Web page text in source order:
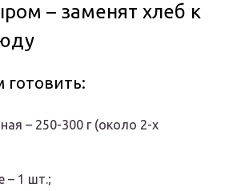
– заменят хлеб к
готовить:
– 250-300 г (около 2-х
– 1 шт.;